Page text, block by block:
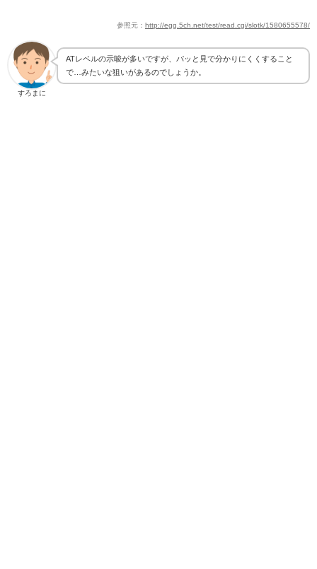
参照元： http://egg.5ch.net/test/read.cgi/slotk/1580655578/
すろまに
ATレベルの示唆が多いですが、パッと見で分かりにくくすること
で…みたいな狙いがあるのでしょうか。